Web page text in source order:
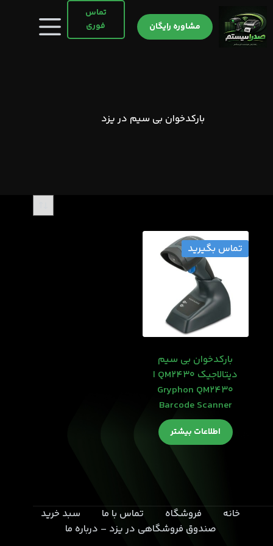
به
محتوا
مشاوره رایگان
تماس
فوری
بارکدخوان بی سیم در یزد
تماس بگیرید
بارکدخوان بی سیم
دیتالاجیک QM2430 ا
Gryphon QM2430
Barcode Scanner
اطلاعات بیشتر
خانه فروشگاه تماس با ما
سبد خرید
صندوق فروشگاهی در یزد – درباره ما